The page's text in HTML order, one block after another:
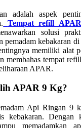
adalah aspek
Tempat refill
solusi
pemadam kebakaran
memiliki alat
membahas tempat
APAR.
APAR 9 Kg?
Api Ringan 9
kebakaran. Dengan
memadamkan